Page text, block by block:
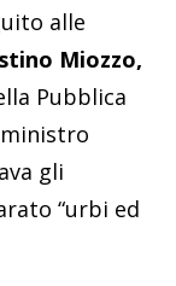
alle
Miozzo,
Pubblica
gli
“urbi ed